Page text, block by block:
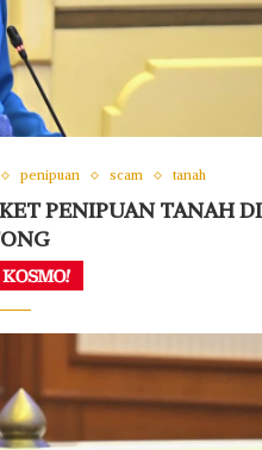
penipuan scam tanah
PENIPUAN TANAH DI